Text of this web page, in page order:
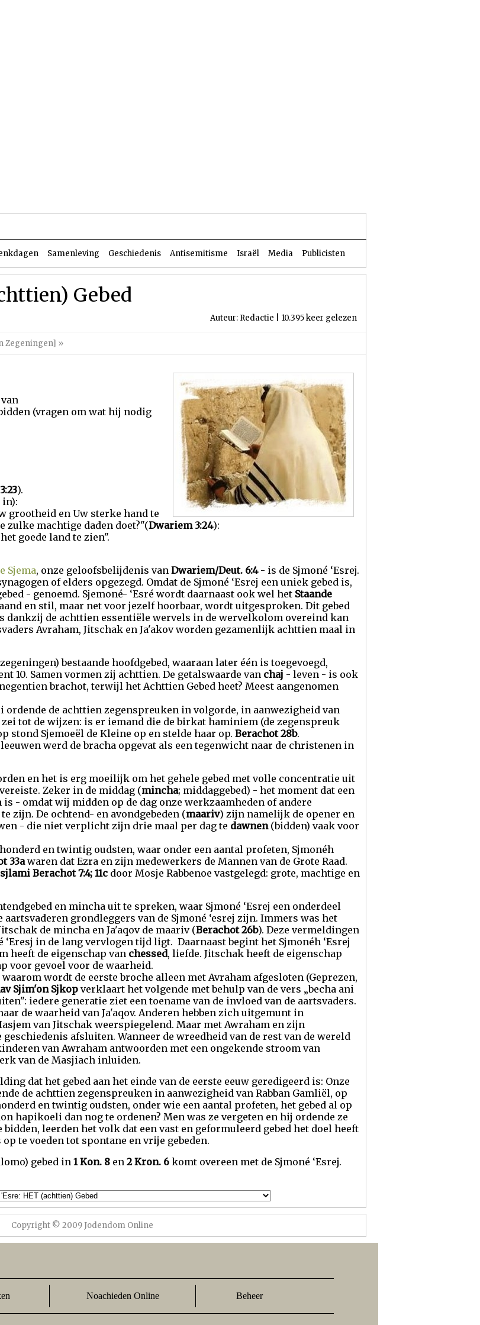
Samenleving Geschiedenis Antisemitisme Israël Media Publicisten
Gebed
Auteur: Redactie | 10.395 keer gelezen
Zegeningen] »
(vragen om wat hij nodig
).
in):
grootheid en Uw sterke hand te
zulke machtige daden doet?"(Dwariem 3:24):
goede land te zien".
Sjema, onze geloofsbelijdenis van Dwariem/Deut. 6:4- is de Sjmoné ‘Esrej.
of elders opgezegd. Omdat de Sjmoné ‘Esrej een uniek gebed is,
- genoemd. Sjemoné- ‘Esré wordt daarnaast ook wel het Staande
en stil, maar net voor jezelf hoorbaar, wordt uitgesproken. Dit gebed
dankzij de achttien essentiële wervels in de wervelkolom overeind kan
Avraham, Jitschak en Ja'akov worden gezamenlijk achttien maal in
bestaande hoofdgebed, waaraan later één is toegevoegd,
10. Samen vormen zij achttien. De getalswaarde van chaj - leven - is ook
brachot, terwijl het Achttien Gebed heet? Meest aangenomen
ordende de achttien zegenspreuken in volgorde, in aanwezigheid van
zei tot de wijzen: is er iemand die de birkat haminiem (de zegenspreuk
stond Sjemoeël de Kleine op en stelde haar op. Berachot 28b.
werd de bracha opgevat als een tegenwicht naar de christenen in
en het is erg moeilijk om het gehele gebed met volle concentratie uit
Zeker in de middag (mincha; middaggebed) - het moment dat een
is - omdat wij midden op de dag onze werkzaamheden of andere
zijn. De ochtend- en avondgebeden (maariv) zijn namelijk de opener en
- die niet verplicht zijn drie maal per dag te dawnen(bidden) vaak voor
en twintig oudsten, waar onder een aantal profeten, Sjmonéh
33awaren dat Ezra en zijn medewerkers de Mannen van de Grote Raad.
Berachot 7:4; 11c door Mosje Rabbenoe vastgelegd: grote, machtige en
en mincha uit te spreken, waar Sjmoné ‘Esrej een onderdeel
grondleggers van de Sjmoné ‘esrej zijn. Immers was het
de mincha en Ja'aqov de maariv (Berachot 26b). Deze vermeldingen
‘Eresj in de lang vervlogen tijd ligt. Daarnaast begint het Sjmonéh ‘Esrej
heeft de eigenschap van chessed, liefde. Jitschak heeft de eigenschap
voor gevoel voor de waarheid.
wordt de eerste broche alleen met Avraham afgesloten (Geprezen,
Sjim'on Sjkopverklaart het volgende met behulp van de vers „becha ani
iedere generatie ziet een toename van de invloed van de aartsvaders.
de waarheid van Ja'aqov. Anderen hebben zich uitgemunt in
van Jitschak weerspiegelend. Maar met Awraham en zijn
afsluiten. Wanneer de wreedheid van de rest van de wereld
van Awraham antwoorden met een ongekende stroom van
van de Masjiach inluiden.
dat het gebed aan het einde van de eerste eeuw geredigeerd is: Onze
de achttien zegenspreuken in aanwezigheid van Rabban Gamliël, op
en twintig oudsten, onder wie een aantal profeten, het gebed al op
hapikoeli dan nog te ordenen? Men was ze vergeten en hij ordende ze
leerden het volk dat een vast en geformuleerd gebed het doel heeft
te voeden tot spontane en vrije gebeden.
gebed in 1 Kon. 8 en 2 Kron. 6 komt overeen met de Sjmoné ‘Esrej.
Copyright © 2009 Jodendom Online
Noachieden Online Beheer